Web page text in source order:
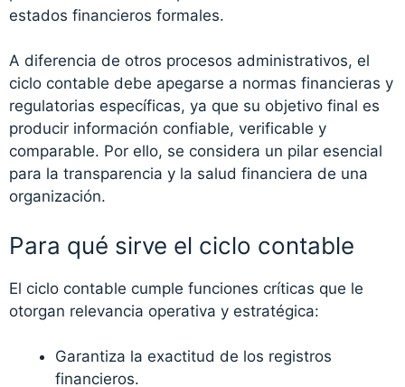
estados financieros formales.
A diferencia de otros procesos administrativos, el
ciclo contable debe apegarse a normas financieras y
regulatorias específicas, ya que su objetivo final es
producir información confiable, verificable y
comparable. Por ello, se considera un pilar esencial
para la transparencia y la salud financiera de una
organización.
Para qué sirve el ciclo contable
El ciclo contable cumple funciones críticas que le
otorgan relevancia operativa y estratégica:
Garantiza la exactitud de los registros
financieros.